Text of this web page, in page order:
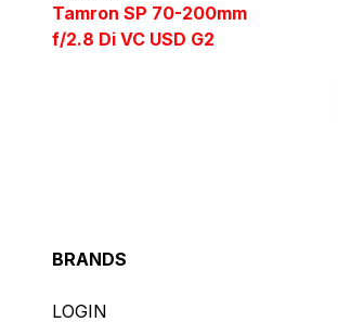
Tamron SP 70-200mm
f/2.8 Di VC USD G2
BRANDS
LOGIN